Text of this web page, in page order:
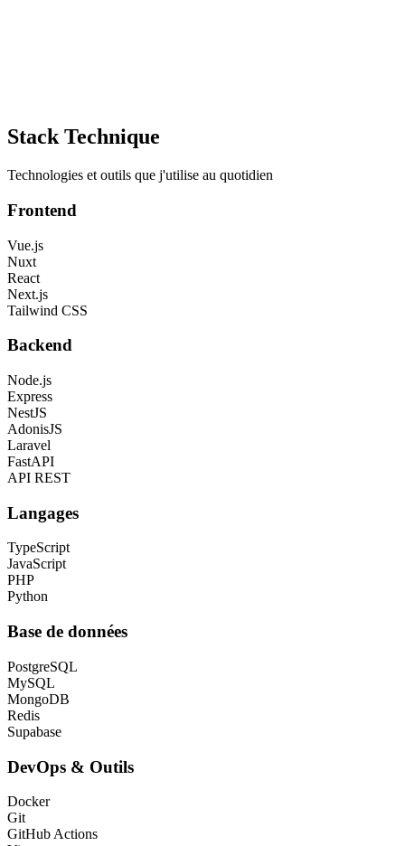
Stack Technique
Technologies et outils que j'utilise au quotidien
Frontend
Vue.js
Nuxt
React
Next.js
Tailwind CSS
Backend
Node.js
Express
NestJS
AdonisJS
Laravel
FastAPI
API REST
Langages
TypeScript
JavaScript
PHP
Python
Base de données
PostgreSQL
MySQL
MongoDB
Redis
Supabase
DevOps & Outils
Docker
Git
GitHub Actions